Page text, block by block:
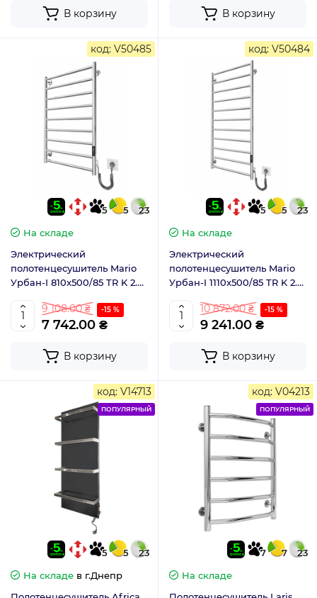
В корзину В корзину
код: V50485
5 5
23
На складе
Электрический
полотенцесушитель Mario
Урбан-I 810x500/85 TR K 2.0
9 108.00 ₴ -15 %
7 742.00 ₴
В корзину
код: V50484
5 5
23
На складе
Электрический
полотенцесушитель Mario
Урбан-I 1110x500/85 TR K 2.0
10 872.00 ₴ -15 %
9 241.00 ₴
В корзину
код: V14713
5 5 23
ПОПУЛЯРНЫЙ
На складе в г.Днепр
код: V04213
7 7 23
ПОПУЛЯРНЫЙ
На складе